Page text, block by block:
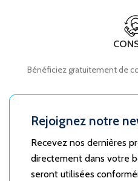
Bénéficiez gratuitement de
Rejoignez notre
Recevez nos dernières
directement dans votre
seront utilisées